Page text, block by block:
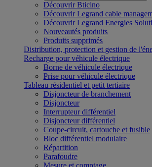
Découvrir Bticino
Découvrir Legrand cable
Découvrir Legrand Energies
Nouveautés produits
Produits supprimés
Distribution, protection et gestion de
Recharge pour véhicule électrique
Borne de véhicule électrique
Prise pour véhicule électrique
Tableau résidentiel et petit tertiaire
Disjoncteur de branchement
Disjoncteur
Interrupteur différentiel
Disjoncteur différentiel
Coupe-circuit, cartouche et fusible
Bloc différentiel modulaire
Répartition
Parafoudre
Mesure et comptage